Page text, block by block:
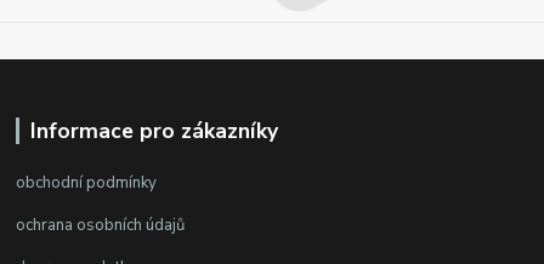
Informace pro zákazníky
obchodní podmínky
ochrana osobních údajů